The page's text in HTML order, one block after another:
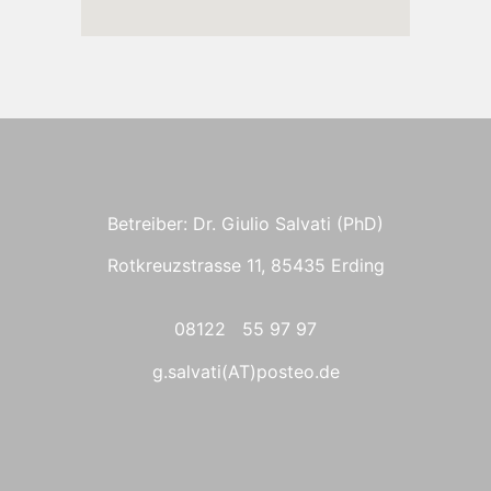
Betreiber: Dr. Giulio Salvati (PhD)
Rotkreuzstrasse 11, 85435 Erding
08122 55 97 97
g.salvati(AT)posteo.de